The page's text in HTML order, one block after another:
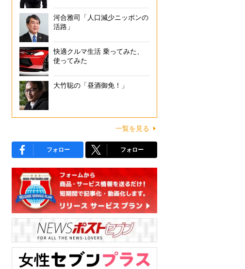
河合雅司「人口減少ニッポンの
活路」
快適クルマ生活 乗ってみた、
使ってみた
大竹聡の「昼酒御免！」
一覧を見る
フォロー フォロー